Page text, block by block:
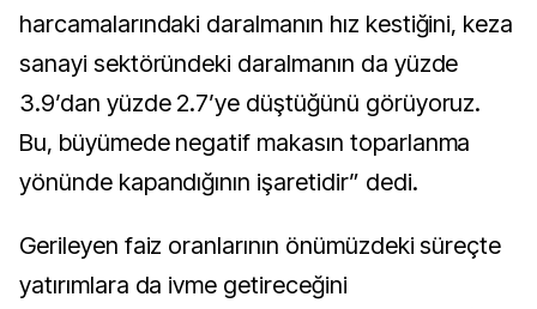
harcamalarındaki daralmanın hız kestiğini, keza
sanayi sektöründeki daralmanın da yüzde
3.9’dan yüzde 2.7’ye düştüğünü görüyoruz.
Bu, büyümede negatif makasın toparlanma
yönünde kapandığının işaretidir” dedi.
Gerileyen faiz oranlarının önümüzdeki süreçte
yatırımlara da ivme getireceğini